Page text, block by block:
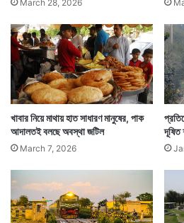
বিশেষজ্ঞদের দাবি, এই লড়াইয়ে
যা পরিস্থিতি তাতে পাকিস্তানের
সোমবারই পরিস্কার হয়ে যাবে কে
প্রধানমন্ত্রী।
র
প্র
ধা
ন্ত্রী
March 28, 2026
খাবার নিয়ে মাথায় হাত সাধারণ মানুষের, পাক
আদালতই বলছে অবস্থা জটিল
March 7, 2026
দূষিত